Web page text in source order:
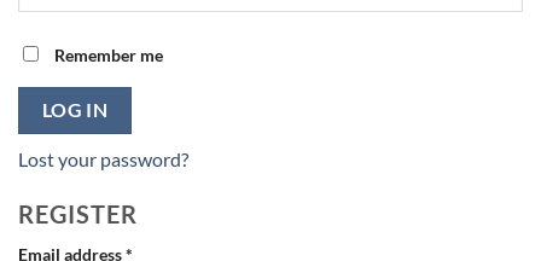
Remember me
LOG IN
Lost your password?
REGISTER
Email address*